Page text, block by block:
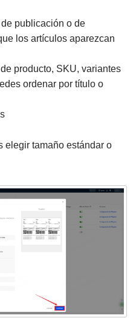
publicación o de
los artículos aparezcan
producto, SKU, variantes
ordenar por título o
elegir tamaño estándar o